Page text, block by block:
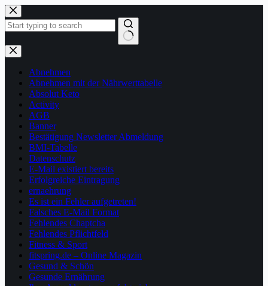
Zum
Inhalt
springen
Keine
Ergebnisse
Abnehmen
Abnehmen mit der Nährwerttabelle
Absolut Keto
Activity
AGB
Banner
Bestätigung Newsletter Abmeldung
BMI-Tabelle
Datenschutz
E-Mail existiert bereits
Erfolgreiche Eintragung
ernaehrung
Es ist ein Fehler aufgetreten!
Falsches E-Mail Format
Fehlendes Chaptcha
Fehlendes Pflichtfeld
Fitness & Sport
fitspring.de – Online Magazin
Gesund & Schön
Gesunde Ernährung